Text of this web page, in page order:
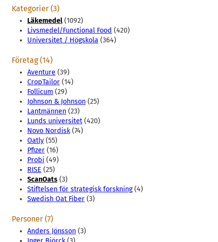
Kategorier (3)
Läkemedel(1092)
Livsmedel/Functional Food (420)
Universitet / Högskola (364)
Företag (14)
Aventure (39)
CropTailor (14)
Follicum (29)
Johnson & Johnson (25)
Lantmännen (23)
Lunds universitet (420)
Novo Nordisk(74)
Oatly (55)
Pfizer (16)
Probi (49)
RISE (25)
ScanOats (3)
Stiftelsen för strategisk forskning(4)
Swedish Oat Fiber (3)
Personer (7)
Anders Jönsson (3)